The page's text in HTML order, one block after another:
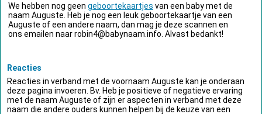
We hebben nog geen geboortekaartjes van een baby met de
naam Auguste. Heb je nog een leuk geboortekaartje van een
Auguste of een andere naam, dan mag je deze scannen en
ons emailen naarrobin4@babynaam.info . Alvast bedankt!
Reacties
Reacties in verband met de voornaam Auguste kan je onderaan
deze pagina invoeren. Bv. Heb je positieve of negatieve ervaring
met de naam Auguste of zijn er aspecten in verband met deze
naam die andere ouders kunnen helpen bij de keuze van een